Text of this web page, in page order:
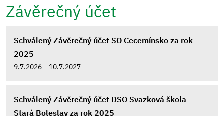
Závěrečný účet
Schválený Závěrečný účet SO Cecemínsko za rok
2025
9.7.2026 – 10.7.2027
Schválený Závěrečný účet DSO Svazková škola
Stará Boleslav za rok 2025